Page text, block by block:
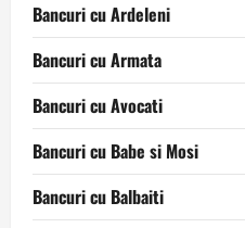
Bancuri cu Ardeleni
Bancuri cu Armata
Bancuri cu Avocati
Bancuri cu Babe si Mosi
Bancuri cu Balbaiti